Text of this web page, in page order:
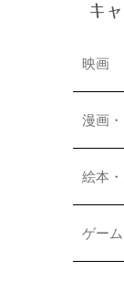
キ
映画
漫画
絵本
ゲーム